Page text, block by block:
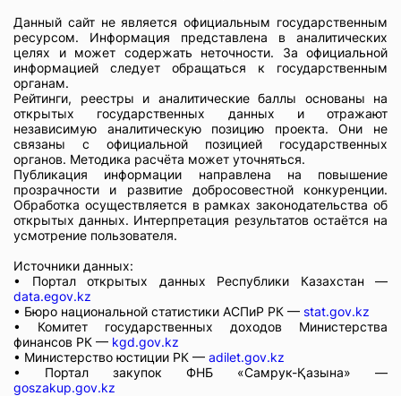
Данный сайт не является официальным государственным
ресурсом. Информация представлена в аналитических
целях и может содержать неточности. За официальной
информацией следует обращаться к государственным
органам.
Рейтинги, реестры и аналитические баллы основаны на
открытых государственных данных и отражают
независимую аналитическую позицию проекта. Они не
связаны с официальной позицией государственных
органов. Методика расчёта может уточняться.
Публикация информации направлена на повышение
прозрачности и развитие добросовестной конкуренции.
Обработка осуществляется в рамках законодательства об
открытых данных. Интерпретация результатов остаётся на
усмотрение пользователя.
Источники данных:
• Портал открытых данных Республики Казахстан —
data.egov.kz
• Бюро национальной статистики АСПиР РК — stat.gov.kz
• Комитет государственных доходов Министерства
финансов РК — kgd.gov.kz
• Министерство юстиции РК — adilet.gov.kz
• Портал закупок ФНБ «Самрук-Қазына» —
goszakup.gov.kz